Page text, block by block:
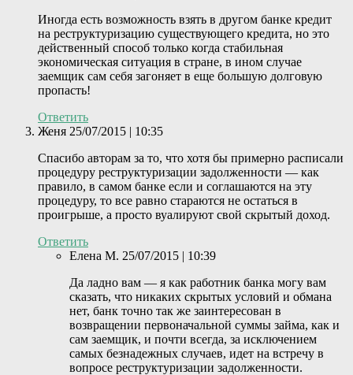
Иногда есть возможность взять в другом банке кредит
на реструктуризацию существующего кредита, но это
действенный способ только когда стабильная
экономическая ситуация в стране, в ином случае
заемщик сам себя загоняет в еще большую долговую
пропасть!
Ответить
Женя 25/07/2015 | 10:35
Спасибо авторам за то, что хотя бы примерно расписали
процедуру реструктуризации задолженности — как
правило, в самом банке если и соглашаются на эту
процедуру, то все равно стараются не остаться в
проигрыше, а просто вуалируют свой скрытый доход.
Ответить
Елена М. 25/07/2015 | 10:39
Да ладно вам — я как работник банка могу вам
сказать, что никаких скрытых условий и обмана
нет, банк точно так же заинтересован в
возвращении первоначальной суммы займа, как и
сам заемщик, и почти всегда, за исключением
самых безнадежных случаев, идет на встречу в
вопросе реструктуризации задолженности.